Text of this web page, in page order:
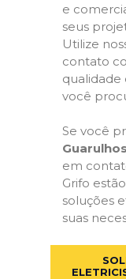
e
seus
Utilize
contato
qualidade
você
Se você
em
Grifo
soluções
suas